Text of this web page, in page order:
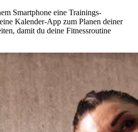
Smartphone eine Trainings-
Kalender-App zum Planen deiner
damit du deine Fitnessroutine